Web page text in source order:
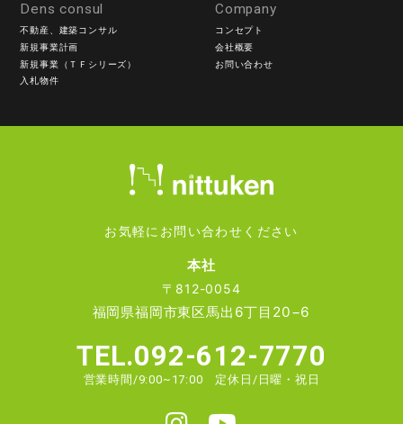
2）お客様の同意がある場合
3）お客様個人を判別できない状態で開示する場合
4）法令等により開示を要求された場合
5）その他正当な理由のある場合
するとともに、外部への漏洩を防止します。
お客様にご提供いただきました個人情報について、訂
正・削除の希望があった場合、お客様本人によるもので
あるあることが確認できた場合に限り、合理的な範囲で
本プライバシーポリシーの適用範囲は、当サイト内とし
リンク先の第三者のサイトにおける個人情報等の保護に
Dens consul
不動産、建築コンサル
新規事業計画
新規事業（ＴＦシリーズ）
入札物件
Company
コンセプト
会社概要
お問い合わせ
お気軽にお問い合わせください
本社
〒812-0054
福岡県福岡市東区馬出6丁目20−6
TEL.092-612-7770
営業時間/9:00~17:00 定休日/日曜・祝日